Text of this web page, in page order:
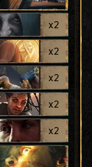
x2
x2
x2
x2
x2